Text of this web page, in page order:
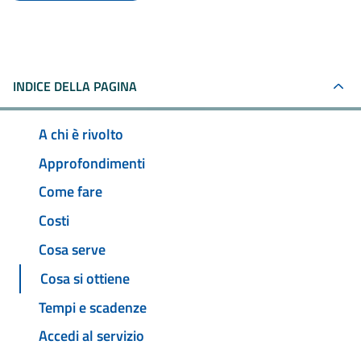
INDICE DELLA PAGINA
A chi è rivolto
Approfondimenti
Come fare
Costi
Cosa serve
Cosa si ottiene
Tempi e scadenze
Accedi al servizio